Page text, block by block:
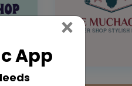
App
× Close